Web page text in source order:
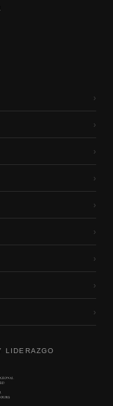
›
›
›
›
›
›
›
›
›
LIDERAZGO